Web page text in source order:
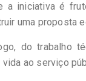
a iniciativa é
uma proposta
do trabalho
ao serviço